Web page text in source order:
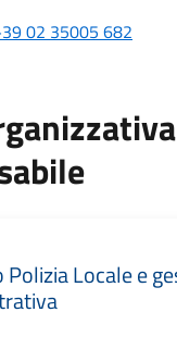
02 35005 682
Locale e